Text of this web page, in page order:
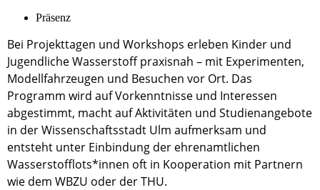
Präsenz
Bei Projekttagen und Workshops erleben Kinder und
Jugendliche Wasserstoff praxisnah – mit Experimenten,
Modellfahrzeugen und Besuchen vor Ort. Das
Programm wird auf Vorkenntnisse und Interessen
abgestimmt, macht auf Aktivitäten und Studienangebote
in der Wissenschaftsstadt Ulm aufmerksam und
entsteht unter Einbindung der ehrenamtlichen
Wasserstofflots*innen oft in Kooperation mit Partnern
wie dem WBZU oder der THU.